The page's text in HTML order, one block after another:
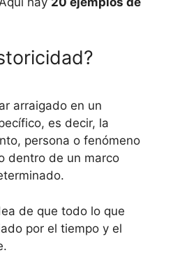
arraigado en un
es decir, la
persona o fenómeno
dentro de un marco
de que todo lo que
por el tiempo y el